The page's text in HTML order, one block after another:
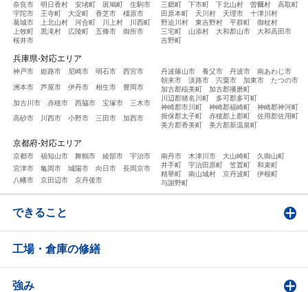
奈良市 明日香村 安堵町 斑鳩町
生駒市
宇陀市
王寺町 大淀町 香芝市
橿原市
葛城市
上北山村 河合町 川上村
川西町
上牧町
黒滝村 広陵町 五條市
御所市
桜井市
三郷町 下市町 下北山村 曽爾村
高取町
田原本町
天川村 天理市
十津川村
野迫川村
東吉野村 平群町
御杖村
三宅町
山添村 大和郡山市
大和高田市
吉野町
兵庫県-対応エリア
神戸市 姫路市 尼崎市 明石市 西宮市
洲本市 芦屋市 伊丹市 相生市 豊岡市
加古川市 赤穂市 西脇市 宝塚市 三木市
高砂市 川西市 小野市 三田市 加西市
丹波篠山市 養父市 丹波市
南あわじ市
朝来市
淡路市 宍粟市 加東市
たつの市
加古郡稲美町
加古郡播磨町
川辺郡猪名川町
多可郡多可町
神崎郡市川町
神崎郡福崎町
神崎郡神河町
揖保郡太子町
赤穂郡上郡町
佐用郡佐用町
美方郡香美町
美方郡新温泉町
京都府-対応エリア
京都市 福知山市 舞鶴市 綾部市
宇治市
宮津市
亀岡市 城陽市 向日市
長岡京市
八幡市
京田辺市 京丹後市
南丹市 木津川市 大山崎町
久御山町
井手町
宇治田原町 笠置町
和束町
精華町
南山城村 京丹波町
伊根町
与謝野町
できること
工場・倉庫の修繕
強み